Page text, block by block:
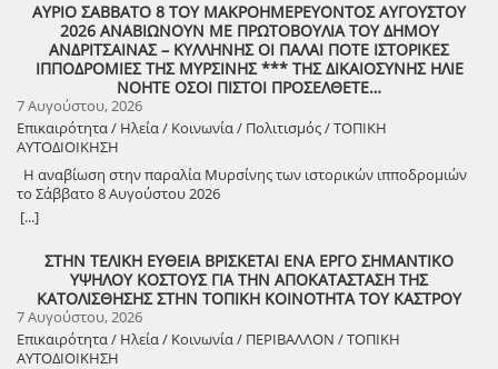
ΑΥΡΙΟ ΣΑΒΒΑΤΟ 8 ΤΟΥ ΜΑΚΡΟΗΜΕΡΕΥΟΝΤΟΣ ΑΥΓΟΥΣΤΟΥ
2026 ΑΝΑΒΙΩΝΟΥΝ ΜΕ ΠΡΩΤΟΒΟΥΛΙΑ ΤΟΥ ΔΗΜΟΥ
ΑΝΔΡΙΤΣΑΙΝΑΣ – ΚΥΛΛΗΝΗΣ ΟΙ ΠΑΛΑΙ ΠΟΤΕ ΙΣΤΟΡΙΚΕΣ
ΙΠΠΟΔΡΟΜΙΕΣ ΤΗΣ ΜΥΡΣΙΝΗΣ *** ΤΗΣ ΔΙΚΑΙΟΣΥΝΗΣ ΗΛΙΕ
ΝΟΗΤΕ ΟΣΟΙ ΠΙΣΤΟΙ ΠΡΟΣΕΛΘΕΤΕ…
7 Αυγούστου, 2026
Επικαιρότητα / Ηλεία / Κοινωνία / Πολιτισμός / ΤΟΠΙΚΗ
ΑΥΤΟΔΙΟΙΚΗΣΗ
Η αναβίωση στην παραλία Μυρσίνης των ιστορικών ιπποδρομιών
το Σάββατο 8 Αυγούστου 2026
[...]
ΣΤΗΝ ΤΕΛΙΚΗ ΕΥΘΕΙΑ ΒΡΙΣΚΕΤΑΙ ΕΝΑ ΕΡΓΟ ΣΗΜΑΝΤΙΚΟ
ΥΨΗΛΟΥ ΚΟΣΤΟΥΣ ΓΙΑ ΤΗΝ ΑΠΟΚΑΤΑΣΤΑΣΗ ΤΗΣ
ΚΑΤΟΛΙΣΘΗΣΗΣ ΣΤΗΝ ΤΟΠΙΚΗ ΚΟΙΝΟΤΗΤΑ ΤΟΥ ΚΑΣΤΡΟΥ
7 Αυγούστου, 2026
Επικαιρότητα / Ηλεία / Κοινωνία / ΠΕΡΙΒΑΛΛΟΝ / ΤΟΠΙΚΗ
ΑΥΤΟΔΙΟΙΚΗΣΗ